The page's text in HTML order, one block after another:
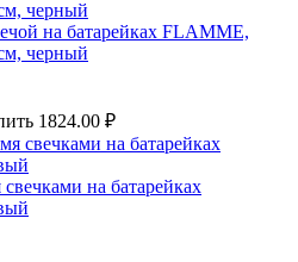
на батарейках FLAMME,
черный
1824.00 ₽
на батарейках